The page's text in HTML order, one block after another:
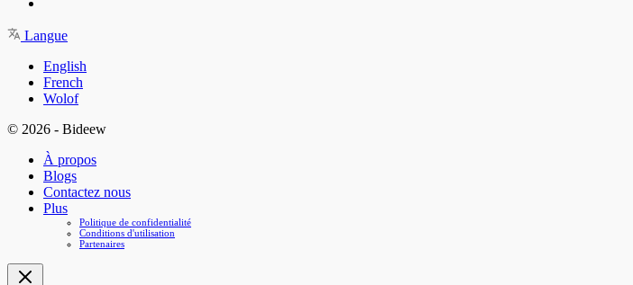
Langue
English
French
Wolof
© 2026 - Bideew
À propos
Blogs
Contactez nous
Plus
Politique de confidentialité
Conditions d'utilisation
Partenaires